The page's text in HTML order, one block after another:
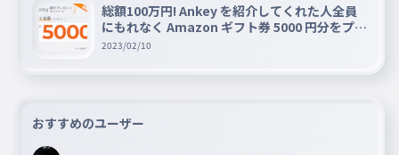
総額100万円! Ankey を紹介してくれた人全員
にもれなく Amazon ギフト券 5000 円分をプレ
ゼントキャンペーン!!
2023/02/10
おすすめのユーザー